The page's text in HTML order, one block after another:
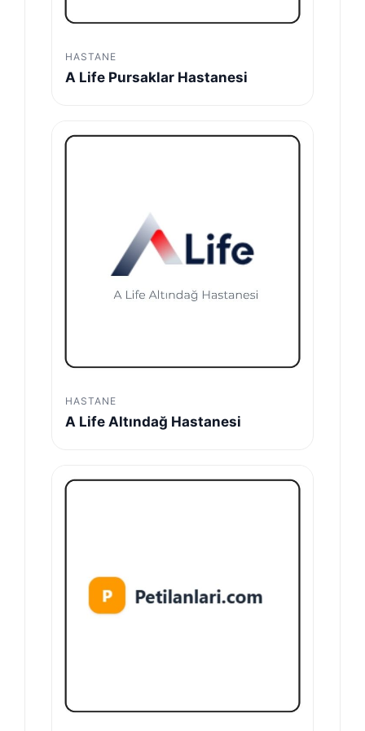
HASTANE
A Life Pursaklar Hastanesi
HASTANE
A Life Altındağ Hastanesi